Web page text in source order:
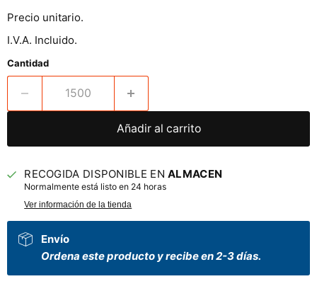
Precio unitario.
I.V.A. Incluido.
Cantidad
Añadir al carrito
RECOGIDA DISPONIBLE ENALMACEN
Normalmente está listo en 24 horas
Ver información de la tienda
Envío
Ordena este producto y recibe en 2-3 días.